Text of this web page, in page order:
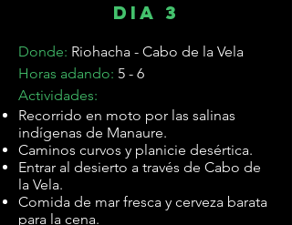
dia 3
Donde: Riohacha - Cabo de la Vela
Horas adando: 5 - 6
Actividades:
Recorrido en moto por las salinas
indígenas de Manaure.
Caminos curvos y planicie desértica.
Entrar al desierto a través de Cabo de
la Vela.
Comida de mar fresca y cerveza barata
para la cena.